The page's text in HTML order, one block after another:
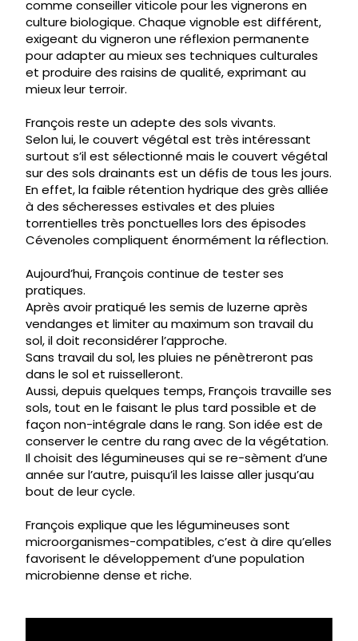
comme conseiller viticole pour les vignerons en
culture biologique. Chaque vignoble est différent,
exigeant du vigneron une réflexion permanente
pour adapter au mieux ses techniques culturales
et produire des raisins de qualité, exprimant au
mieux leur terroir.
François reste un adepte des sols vivants.
Selon lui, le couvert végétal est très intéressant
surtout s’il est sélectionné mais le couvert végétal
sur des sols drainants est un défis de tous les jours.
En effet, la faible rétention hydrique des grès alliée
à des sécheresses estivales et des pluies
torrentielles très ponctuelles lors des épisodes
Cévenoles compliquent énormément la réflection.
Aujourd’hui, François continue de tester ses
pratiques.
Après avoir pratiqué les semis de luzerne après
vendanges et limiter au maximum son travail du
sol, il doit reconsidérer l’approche.
Sans travail du sol, les pluies ne pénètreront pas
dans le sol et ruisselleront.
Aussi, depuis quelques temps, François travaille ses
sols, tout en le faisant le plus tard possible et de
façon non-intégrale dans le rang. Son idée est de
conserver le centre du rang avec de la végétation.
Il choisit des légumineuses qui se re-sèment d’une
année sur l’autre, puisqu’il les laisse aller jusqu’au
bout de leur cycle.
François explique que les légumineuses sont
microorganismes-compatibles, c’est à dire qu’elles
favorisent le développement d’une population
microbienne dense et riche.